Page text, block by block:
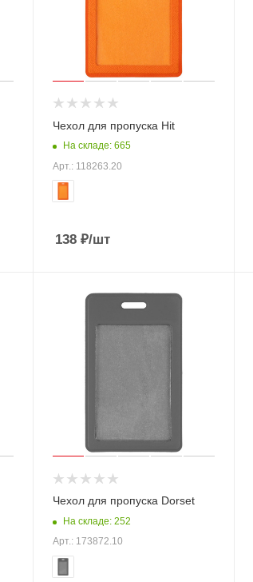
Чехол для пропуска Hit
На складе: 665
Арт.: 118263.20
138₽/шт
Чехол для пропуска Dorset
На складе: 252
Арт.: 173872.10